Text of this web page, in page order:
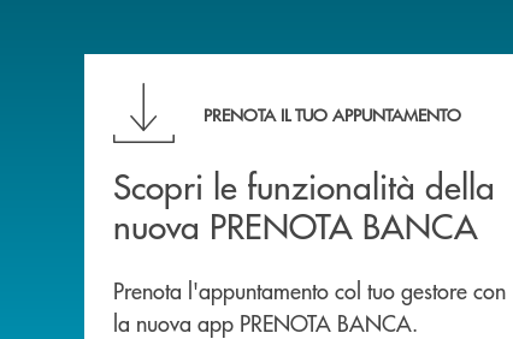
PRENOTA IL TUO APPUNTAMENTO
Scopri le funzionalità della
nuova PRENOTA BANCA
Prenota l'appuntamento col tuo gestore con
la nuova app PRENOTA BANCA.